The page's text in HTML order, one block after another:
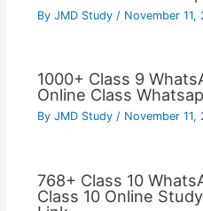
By JMD Study / November 11,
1000+ Class 9
Online Class
By JMD Study / November 11,
768+ Class 10
Class 10 Online